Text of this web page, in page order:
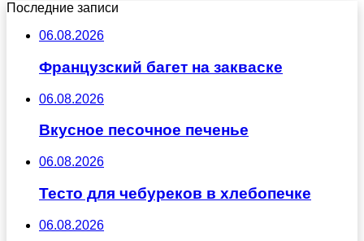
Последние записи
06.08.2026
Французский багет на закваске
06.08.2026
Вкусное песочное печенье
06.08.2026
Тесто для чебуреков в хлебопечке
06.08.2026